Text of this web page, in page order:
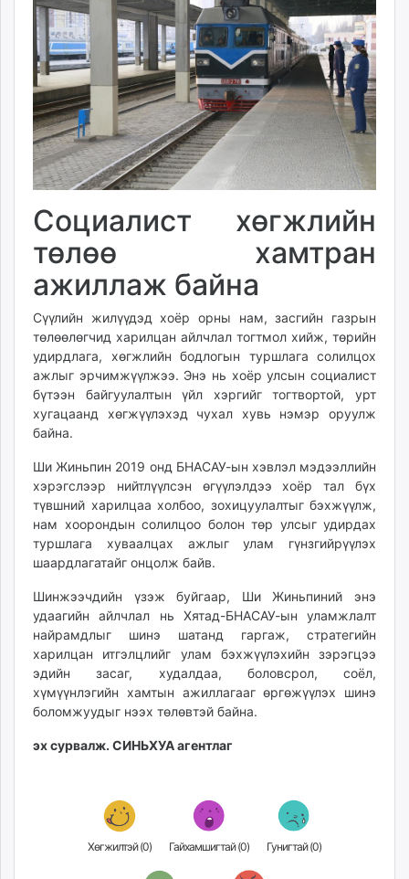
Социалист хөгжлийн
төлөө хамтран
ажиллаж байна
Сүүлийн жилүүдэд хоёр орны нам, засгийн газрын
төлөөлөгчид харилцан айлчлал тогтмол хийж, төрийн
удирдлага, хөгжлийн бодлогын туршлага солилцох
ажлыг эрчимжүүлжээ. Энэ нь хоёр улсын социалист
бүтээн байгуулалтын үйл хэргийг тогтвортой, урт
хугацаанд хөгжүүлэхэд чухал хувь нэмэр оруулж
байна.
Ши Жиньпин 2019 онд БНАСАУ-ын хэвлэл мэдээллийн
хэрэгслээр нийтлүүлсэн өгүүлэлдээ хоёр тал бүх
түвшний харилцаа холбоо, зохицуулалтыг бэхжүүлж,
нам хоорондын солилцоо болон төр улсыг удирдах
туршлага хуваалцах ажлыг улам гүнзгийрүүлэх
шаардлагатайг онцолж байв.
Шинжээчдийн үзэж буйгаар, Ши Жиньпиний энэ
удаагийн айлчлал нь Хятад-БНАСАУ-ын уламжлалт
найрамдлыг шинэ шатанд гаргаж, стратегийн
харилцан итгэлцлийг улам бэхжүүлэхийн зэрэгцээ
эдийн засаг, худалдаа, боловсрол, соёл,
хүмүүнлэгийн хамтын ажиллагааг өргөжүүлэх шинэ
боломжуудыг нээх төлөвтэй байна.
эх сурвалж. СИНЬХУА агентлаг
Хөгжилтэй (0) Гайхамшигтай (0) Гунигтай (0)